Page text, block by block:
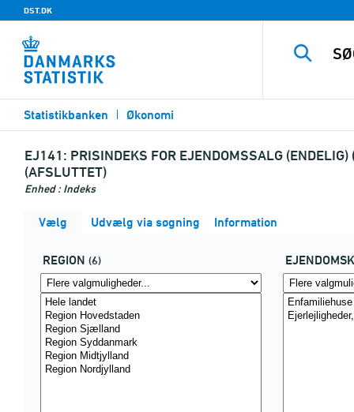
DST.DK
Statistikbanken Økonomi
EJ141: PRISINDEKS FOR EJENDOMSSALG
(AFSLUTTET)
Enhed : Indeks
Vælg Udvælg via søgning Information
REGION (6)